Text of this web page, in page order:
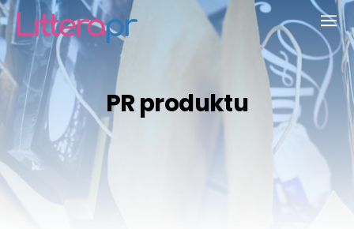
PR produktu